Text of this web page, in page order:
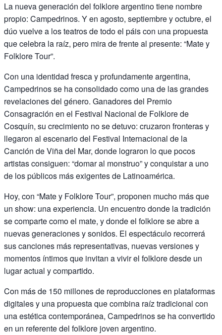
La nueva generación del folklore argentino tiene nombre
propio: Campedrinos. Y en agosto, septiembre y octubre, el
dúo vuelve a los teatros de todo el páis con una propuesta
que celebra la raíz, pero mira de frente al presente: “Mate y
Folklore Tour”.
Con una identidad fresca y profundamente argentina,
Campedrinos se ha consolidado como una de las grandes
revelaciones del género. Ganadores del Premio
Consagración en el Festival Nacional de Folklore de
Cosquín, su crecimiento no se detuvo: cruzaron fronteras y
llegaron al escenario del Festival Internacional de la
Canción de Viña del Mar, donde lograron lo que pocos
artistas consiguen: “domar al monstruo” y conquistar a uno
de los públicos más exigentes de Latinoamérica.
Hoy, con “Mate y Folklore Tour”, proponen mucho más que
un show: una experiencia. Un encuentro donde la tradición
se comparte como el mate, y donde el folklore se abre a
nuevas generaciones y sonidos. El espectáculo recorrerá
sus canciones más representativas, nuevas versiones y
momentos íntimos que invitan a vivir el folklore desde un
lugar actual y compartido.
Con más de 150 millones de reproducciones en plataformas
digitales y una propuesta que combina raíz tradicional con
una estética contemporánea, Campedrinos se ha convertido
en un referente del folklore joven argentino.